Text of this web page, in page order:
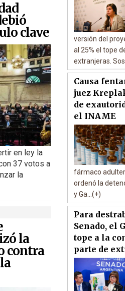
clave
en ley la
37 votos a
la
la
contra
versión del
al 25% el tope
extranjeras.
Causa
juez
de
el INAME
fármaco
ordenó la
y Ga...(+)
Para
Senado, el
tope a la
parte de